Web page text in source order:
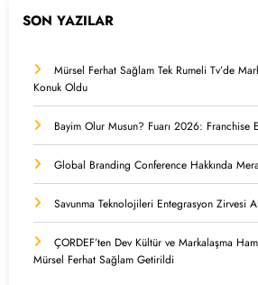
SON YAZILAR
Mürsel Ferhat Sağlam Tek Rumeli Tv’de
Konuk Oldu
Bayim Olur Musun? Fuarı 2026: Franchise
Global Branding Conference Hakkında
Savunma Teknolojileri Entegrasyon Zirvesi
ÇORDEF’ten Dev Kültür ve Markalaşma
Mürsel Ferhat Sağlam Getirildi